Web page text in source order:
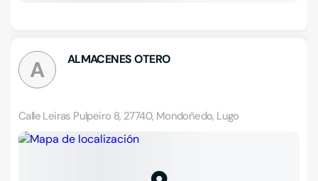
A ALMACENES OTERO
Calle Leiras Pulpeiro 8, 27740, Mondoñedo, Lugo